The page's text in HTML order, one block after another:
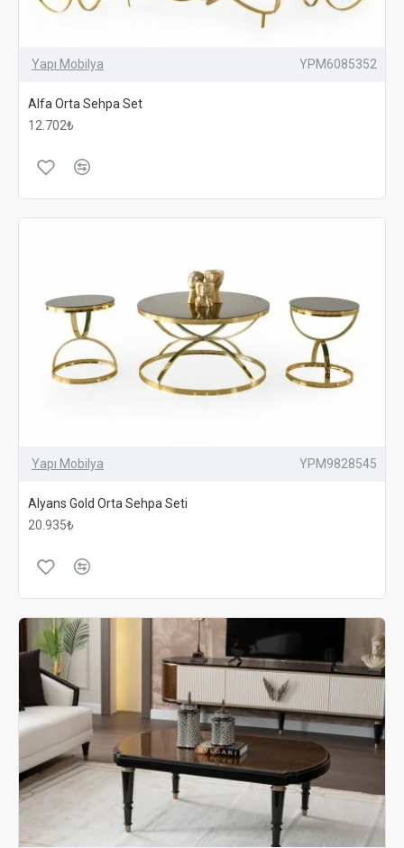
Yapı Mobilya YPM6085352
Alfa Orta Sehpa Set
12.702₺
Yapı Mobilya YPM9828545
Alyans Gold Orta Sehpa Seti
20.935₺